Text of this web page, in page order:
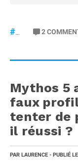
2
Mythos 5
faux
tenter de
il réussi ?
PAR LAURENCE - PUBLIÉ LE